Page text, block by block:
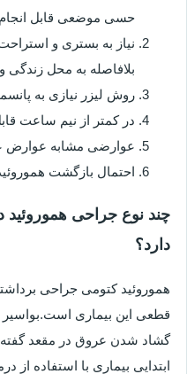
حسی موضعی قابل
نیاز به بستری و
بلافاصله به محل زندگی
روش لیزر نیازی به
در کمتر از نیم ساعت
عوارضی مشابه عوارض
احتمال بازگشت
چند نوع جراحی هموروئید
دارد؟
هموروئید کتومی جراحی
قطعی این بیماری است.بواسیر
گشاد شدن عروق در مقعد
ابتدایی بیماری با استفاده از